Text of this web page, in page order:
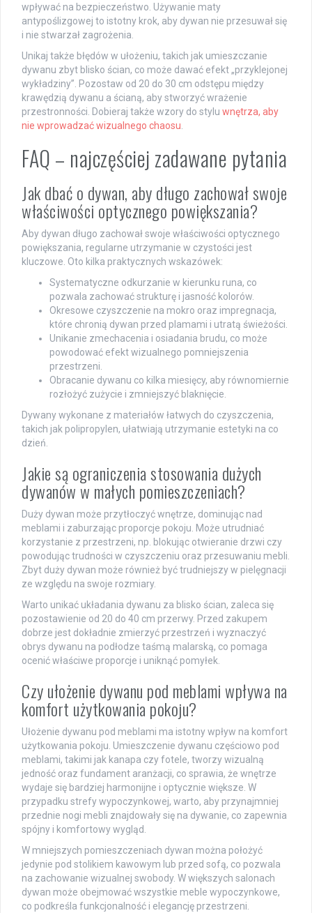
wpływać na bezpieczeństwo. Używanie maty
antypoślizgowej to istotny krok, aby dywan nie przesuwał się
i nie stwarzał zagrożenia.
Unikaj także błędów w ułożeniu, takich jak umieszczanie
dywanu zbyt blisko ścian, co może dawać efekt „przyklejonej
wykładziny”. Pozostaw od 20 do 30 cm odstępu między
krawędzią dywanu a ścianą, aby stworzyć wrażenie
przestronności. Dobieraj także wzory do stylu wnętrza, aby
nie wprowadzać wizualnego chaosu
FAQ – najczęściej zadawane pytania
Jak dbać o dywan, aby długo zachował swoje
właściwości optycznego powiększania?
Aby dywan długo zachował swoje właściwości optycznego
powiększania, regularne utrzymanie w czystości jest
kluczowe. Oto kilka praktycznych wskazówek:
Systematyczne odkurzanie w kierunku runa, co
pozwala zachować strukturę i jasność kolorów.
Okresowe czyszczenie na mokro oraz impregnacja,
które chronią dywan przed plamami i utratą świeżości.
Unikanie zmechacenia i osiadania brudu, co może
powodować efekt wizualnego pomniejszenia
przestrzeni.
Obracanie dywanu co kilka miesięcy, aby równomiernie
rozłożyć zużycie i zmniejszyć blaknięcie.
Dywany wykonane z materiałów łatwych do czyszczenia,
takich jak polipropylen, ułatwiają utrzymanie estetyki na co
dzień.
Jakie są ograniczenia stosowania dużych
dywanów w małych pomieszczeniach?
Duży dywan może przytłoczyć wnętrze, dominując nad
meblami i zaburzając proporcje pokoju. Może utrudniać
korzystanie z przestrzeni, np. blokując otwieranie drzwi czy
powodując trudności w czyszczeniu oraz przesuwaniu mebli.
Zbyt duży dywan może również być trudniejszy w pielęgnacji
ze względu na swoje rozmiary.
Warto unikać układania dywanu za blisko ścian, zaleca się
pozostawienie od 20 do 40 cm przerwy. Przed zakupem
dobrze jest dokładnie zmierzyć przestrzeń i wyznaczyć
obrys dywanu na podłodze taśmą malarską, co pomaga
ocenić właściwe proporcje i uniknąć pomyłek.
Czy ułożenie dywanu pod meblami wpływa na
komfort użytkowania pokoju?
Ułożenie dywanu pod meblami ma istotny wpływ na komfort
użytkowania pokoju. Umieszczenie dywanu częściowo pod
meblami, takimi jak kanapa czy fotele, tworzy wizualną
jedność oraz fundament aranżacji, co sprawia, że wnętrze
wydaje się bardziej harmonijne i optycznie większe. W
przypadku strefy wypoczynkowej, warto, aby przynajmniej
przednie nogi mebli znajdowały się na dywanie, co zapewnia
spójny i komfortowy wygląd.
W mniejszych pomieszczeniach dywan można położyć
jedynie pod stolikiem kawowym lub przed sofą, co pozwala
na zachowanie wizualnej swobody. W większych salonach
dywan może obejmować wszystkie meble wypoczynkowe,
co podkreśla funkcjonalność i elegancję przestrzeni.